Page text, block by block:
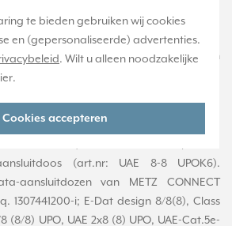
te bieden gebruiken wij cookies
en (gepersonaliseerde) advertenties.
. Wilt u alleen noodzakelijke
.
Cookies accepteren
voor 2-voudige IAE/UAE (RJ45)
met 2-voudige data-aansluitdozen
van slagvast, hoogglanzend
en afdekraam. Serie: A-range,
(art.nr: UAE 2 x 8 UPO, UAE 8-
(art.nr: UAE 8-8 UPOK6).
aansluitdozen van METZ CONNECT
1307441200-i; E-Dat design 8/8(8), Class
(8/8) UPO, UAE 2x8 (8) UPO, UAE-Cat.5e-